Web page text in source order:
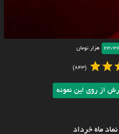
23/ هزار تومان
(843)
از روی این نمونه
نماد ماه خرداد